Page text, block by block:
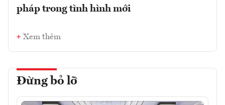
pháp trong tình hình mới
Xem thêm
Đừng bỏ lỡ